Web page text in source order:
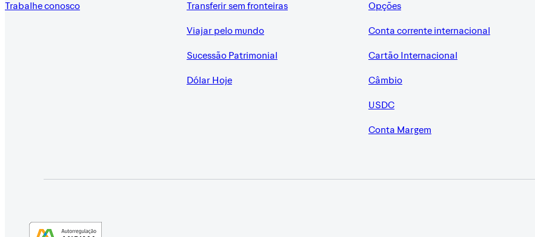
Trabalhe conosco Transferir sem fronteiras
Viajar pelo mundo
Sucessão Patrimonial
Dólar Hoje
Opções
Conta corrente internacional
Cartão Internacional
Câmbio
USDC
Conta Margem